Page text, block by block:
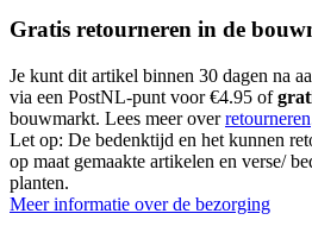
Gratis retourneren in de
Je kunt dit artikel binnen 30 dagen na
via een PostNL-punt voor €4.95 of
bouwmarkt. Lees meer overretourneren
Let op: De bedenktijd en het kunnen
op maat gemaakte artikelen en verse/
planten.
Meer informatie over de bezorging